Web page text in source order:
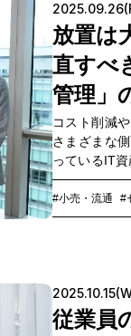
放置は
直すべ
管理」
コスト削減
さまざまな
っているIT
るだけ"から"
管理の最適
を交えなが
#小売・流通 #
従業員